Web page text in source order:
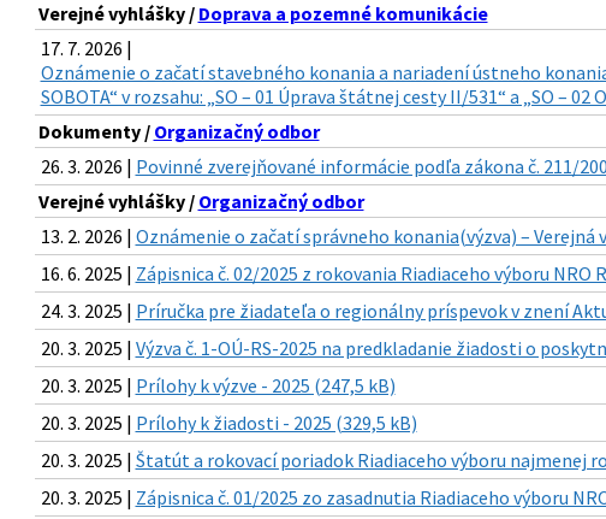
Verejné vyhlášky / Doprava a pozemné komunikácie
17. 7. 2026 |
Oznámenie o začatí stavebného konania a nariadení ústneho
SOBOTA“ v rozsahu: „SO – 01 Úprava štátnej cesty II/531“ a „SO –
Dokumenty / Organizačný odbor
26. 3. 2026 | Povinné zverejňované informácie podľa zákona č. 211/
Verejné vyhlášky / Organizačný odbor
13. 2. 2026 | Oznámenie o začatí správneho konania(výzva) – Verejná
16. 6. 2025 | Zápisnica č. 02/2025 z rokovania Riadiaceho výboru NRO
24. 3. 2025 | Príručka pre žiadateľa o regionálny príspevok v znení
20. 3. 2025 | Výzva č. 1-OÚ-RS-2025 na predkladanie žiadosti o
20. 3. 2025 | Prílohy k výzve - 2025 (247,5 kB)
20. 3. 2025 | Prílohy k žiadosti - 2025 (329,5 kB)
20. 3. 2025 | Štatút a rokovací poriadok Riadiaceho výboru najmenej
20. 3. 2025 | Zápisnica č. 01/2025 zo zasadnutia Riadiaceho výboru